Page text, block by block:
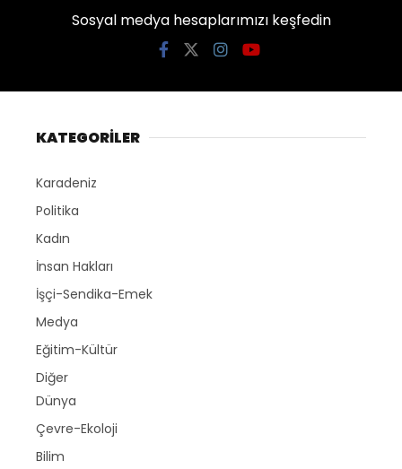
Sosyal medya hesaplarımızı keşfedin
KATEGORİLER
Karadeniz
Politika
Kadın
İnsan Hakları
İşçi-Sendika-Emek
Medya
Eğitim-Kültür
Diğer
Dünya
Çevre-Ekoloji
Bilim